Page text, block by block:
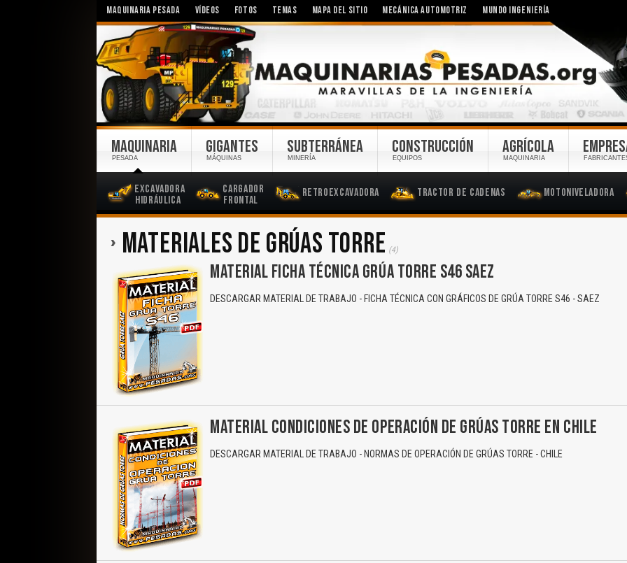
MAQUINARIA PESADA VÍDEOS FOTOS TEMAS MAPA DEL SITIO MECÁNICA AUTOMOTRIZ MUNDO INGENIERÍA
MAQUINARIA
PESADA
Excavadora
Hidráulica
Cargador
Frontal
Retroexcavadora Tractor de Cadenas Motoniveladora
GIGANTES
MÁQUINAS
SUBTERRÁNEA
MINERÍA
CONSTRUCCIÓN
EQUIPOS
AGRÍCOLA
MAQUINARIA
MATERIALES DE GRÚAS TORRE (4)
MATERIAL FICHA TÉCNICA GRÚA TORRE S46 SAEZ
DESCARGAR MATERIAL DE TRABAJO - FICHA TÉCNICA CON GRÁFICOS DE GRÚA TORRE S46 - SAEZ
MATERIAL CONDICIONES DE OPERACIÓN DE GRÚAS TORRE EN CHILE
DESCARGAR MATERIAL DE TRABAJO - NORMAS DE OPERACIÓN DE GRÚAS TORRE - CHILE